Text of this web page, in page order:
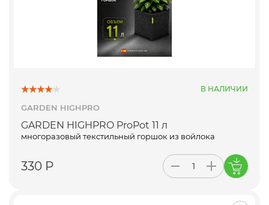
В НАЛИЧИИ
GARDEN HIGHPRO
GARDEN HIGHPRO ProPot 11 л
многоразовый текстильный горшок из войлока
330 Р